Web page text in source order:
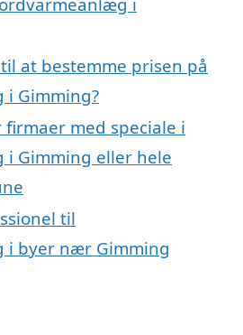
at bestemme prisen på
Gimming?
med speciale i
Gimming eller hele
til
i byer nær Gimming